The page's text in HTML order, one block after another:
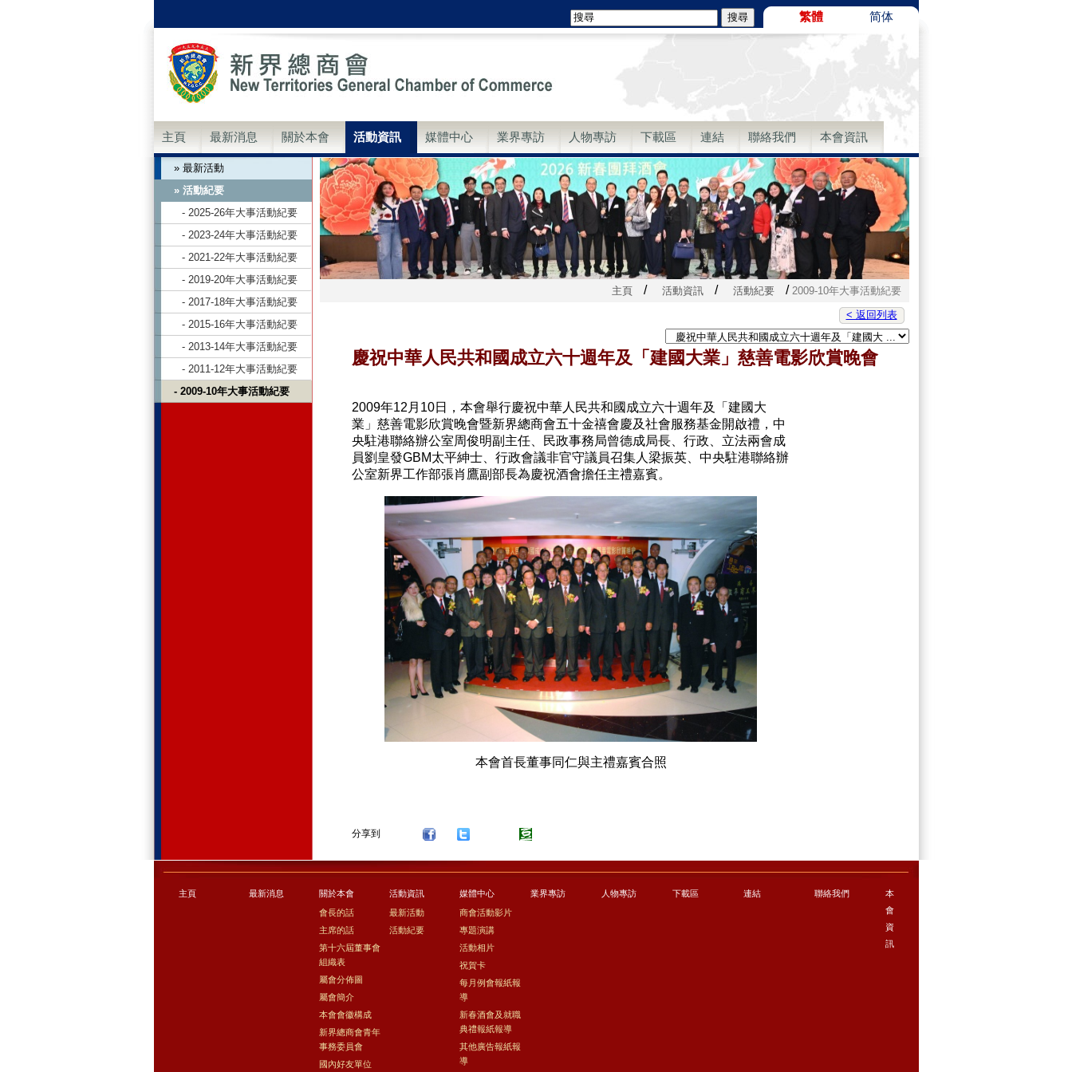
繁體 简体
主頁 最新消息 關於本會 活動資訊 媒體中心 業界專訪 人物專訪 下載區 連結 聯絡我們 本會資訊
» 最新活動
» 活動紀要
- 2025-26年大事活動紀要
- 2023-24年大事活動紀要
- 2021-22年大事活動紀要
- 2019-20年大事活動紀要
- 2017-18年大事活動紀要
- 2015-16年大事活動紀要
- 2013-14年大事活動紀要
- 2011-12年大事活動紀要
- 2009-10年大事活動紀要
主頁 / 活動資訊 / 活動紀要 / 2009-10年大事活動紀要
< 返回列表
慶祝中華人民共和國成立六十週年及「建國大業」慈善電影欣賞晚會
2009年12月10日，本會舉行慶祝中華人民共和國成立六十週年及「建國大
業」慈善電影欣賞晚會暨新界總商會五十金禧會慶及社會服務基金開啟禮，中
央駐港聯絡辦公室周俊明副主任、民政事務局曾德成局長、行政、立法兩會成
員劉皇發GBM太平紳士、行政會議非官守議員召集人梁振英、中央駐港聯絡辦
公室新界工作部張肖鷹副部長為慶祝酒會擔任主禮嘉賓。
本會首長董事同仁與主禮嘉賓合照
分享到
主頁 最新消息
關於本會
會長的話
主席的話
第十六屆董事會
組織表
屬會分佈圖
屬會簡介
本會會徽構成
新界總商會青年
事務委員會
國內好友單位
活動資訊
最新活動
活動紀要
媒體中心
商會活動影片
專題演講
活動相片
祝賀卡
每月例會報紙報
導
新春酒會及就職
典禮報紙報導
其他廣告報紙報
導
業界專訪 人物專訪 下載區 連結 聯絡我們
本
會
資
訊